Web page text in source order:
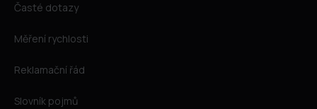
Časté dotazy
Měření rychlosti
Reklamační řád
Slovník pojmů